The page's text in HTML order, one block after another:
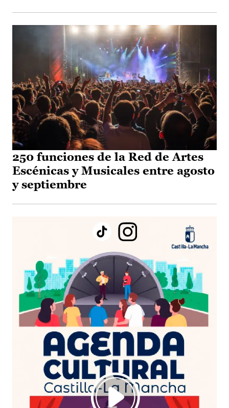
250 funciones de la Red de Artes
Escénicas y Musicales entre agosto
y septiembre